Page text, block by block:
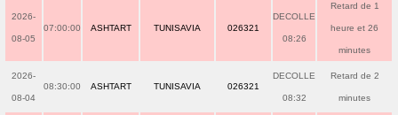
2026-
08-05
07:00:00 ASHTART TUNISAVIA 026321
DECOLLE
08:26
Retard de 1
heure et 26
minutes
2026-
08-04
08:30:00 ASHTART TUNISAVIA 026321
DECOLLE
08:32
Retard de 2
minutes